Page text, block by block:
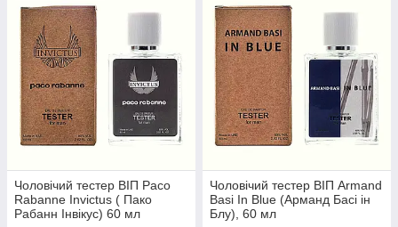
Чоловічий тестер ВІП Paco
Rabanne Invictus ( Пако
Рабанн Інвікус) 60 мл
Чоловічий тестер ВІП Armand
Basi In Blue (Арманд Басі ін
Блу), 60 мл